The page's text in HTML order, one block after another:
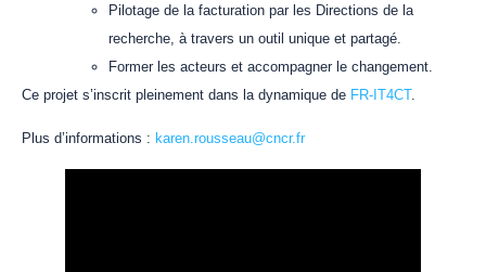
Pilotage de la facturation par les Directions de la
recherche, à travers un outil unique et partagé.
Former les acteurs et accompagner le changement.
Ce projet s’inscrit pleinement dans la dynamique de FR-IT4CT.
Plus d’informations : karen.rousseau@cncr.fr